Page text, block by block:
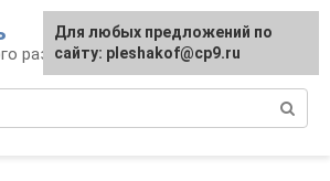
развития
Для любых предложений по
сайту: pleshakof@cp9.ru